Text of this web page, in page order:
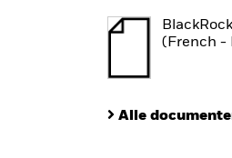
(French -
Alle